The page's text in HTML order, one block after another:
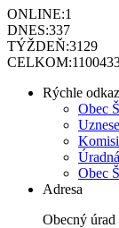
ONLINE:1
DNES:337
TÝŽDEŇ:3129
CELKOM:
Rýchle
Obec
Obec
Adresa
Obecný úrad